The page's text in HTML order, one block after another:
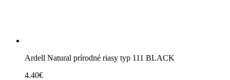
Ardell Natural prírodné riasy typ 111 BLACK
4.40€